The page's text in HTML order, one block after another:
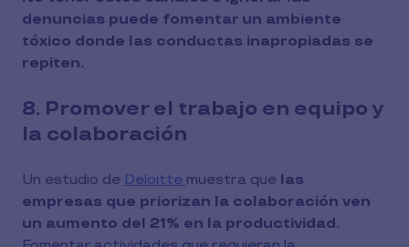
denuncias puede fomentar un ambiente
tóxico donde las conductas inapropiadas se
repiten.
8. Promover el trabajo en equipo y
la colaboración
Un estudio de Deloitte muestra que las
empresas que priorizan la colaboración ven
un aumento del 21% en la productividad.